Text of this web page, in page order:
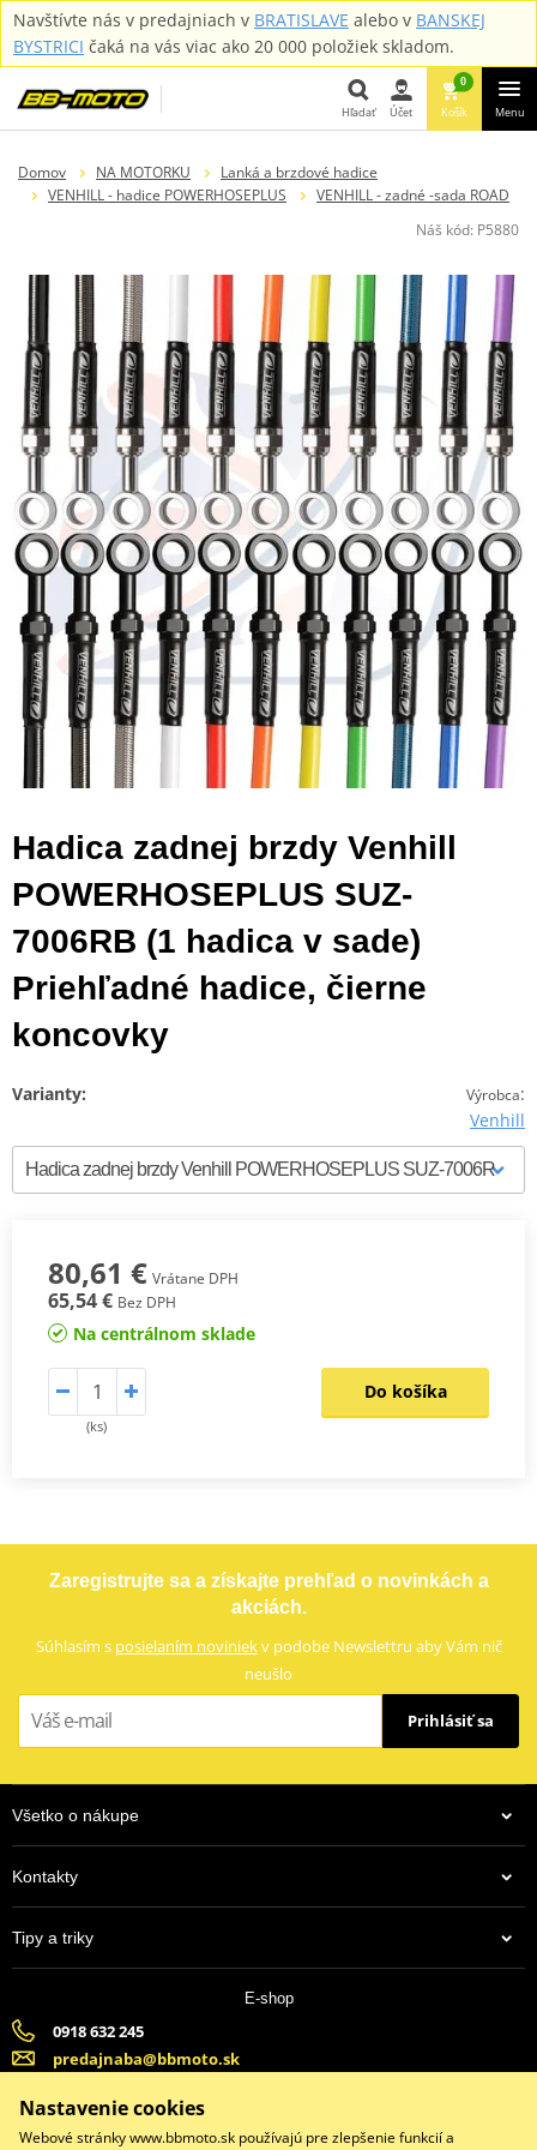
Navštívte nás v predajniach v BRATISLAVE alebo v BANSKEJ
BYSTRICI čaká na vás viac ako 20 000 položiek skladom.
Hľadať Účet
0
Košík Menu
Domov NA MOTORKU
Lanká a brzdové hadice
VENHILL - hadice POWERHOSEPLUS
VENHILL - zadné -sada ROAD
Náš kód: P5880
Hadica zadnej brzdy Venhill
POWERHOSEPLUS SUZ-
7006RB (1 hadica v sade)
Priehľadné hadice, čierne
koncovky
Výrobca:
Venhill
Varianty:
80,61 € Vrátane DPH
65,54 € Bez DPH
Na centrálnom sklade
(ks)
Do košíka
Zaregistrujte sa a získajte prehľad o novinkách a
akciách.
Súhlasím s posielaním noviniekv podobe Newslettru aby Vám nič
neušlo
Prihlásiť sa
Všetko o nákupe
Kontakty
Tipy a triky
E-shop
0918 632 245
predajnaba@bbmoto.sk
(Po-Pi 9:00-18:00, So-9:00-15:00)
Nastavenie cookies
Webové stránky www.bbmoto.sk používajú pre zlepšenie funkcií a